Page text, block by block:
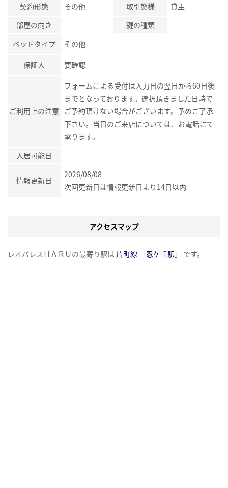
契約形態 その他 取引態様
貸主
部屋の向き
鍵の種類
ベッドタイプ
その他
保証人 要確認
ご利用上の注意
フォームによる受付は入力日の翌日から60日後
までとなっております。選択頂きました日時で
ご予約頂けない場合がございます。予めご了承
下さい。当日のご来店については、お電話にて
承ります。
入居可能日
情報更新日
2026/08/08
次回更新日は情報更新日より14日以内
アクセスマップ
レオパレスＨＡＲＵの最寄り駅は 片町線 「忍ケ丘駅 」 です。